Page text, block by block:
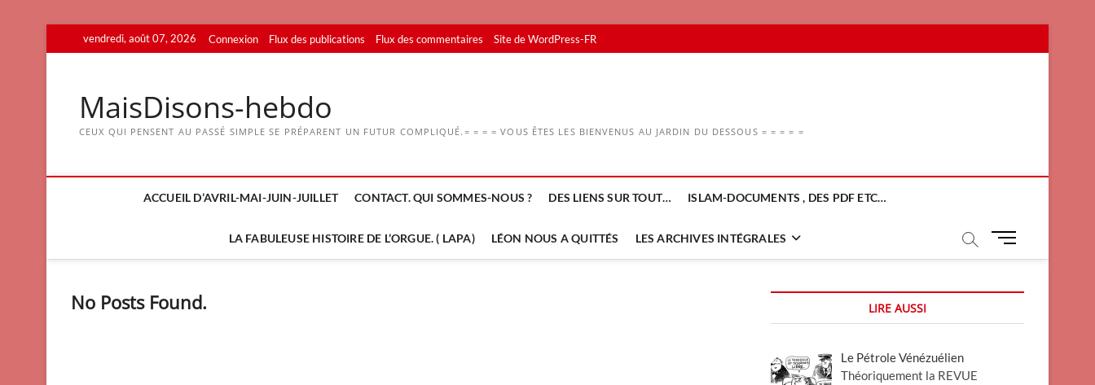
to
vendredi, août 07, 2026 Connexion Flux des publications Flux des commentaires Site de WordPress-FR
MaisDisons-hebdo
CEUX QUI PENSENT AU PASSÉ SIMPLE SE PRÉPARENT UN FUTUR COMPLIQUÉ.= = = = VOUS ÊTES LES BIENVENUS AU JARDIN DU DESSOUS = = = = =
ACCUEIL D’AVRIL-MAI-JUIN-JUILLET CONTACT. QUI SOMMES-NOUS ? DES LIENS SUR TOUT… ISLAM-DOCUMENTS , DES PDF ETC…
LA FABULEUSE HISTOIRE DE L’ORGUE. ( LAPA) LÉON NOUS A QUITTÉS LES ARCHIVES INTÉGRALES
M
u
u
No Posts Found. LIRE AUSSI
Le Pétrole Vénézuélien
Théoriquement la REVUE